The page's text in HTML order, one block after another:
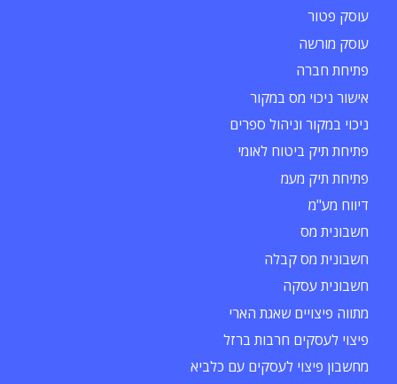
עוסק פטור
עוסק מורשה
פתיחת חברה
אישור ניכוי מס במקור
ניכוי במקור וניהול ספרים
פתיחת תיק ביטוח לאומי
פתיחת תיק מעמ
דיווח מע"מ
חשבונית מס
חשבונית מס קבלה
חשבונית עסקה
מתווה פיצויים שאגת הארי
פיצוי לעסקים חרבות ברזל
מחשבון פיצוי לעסקים עם כלביא